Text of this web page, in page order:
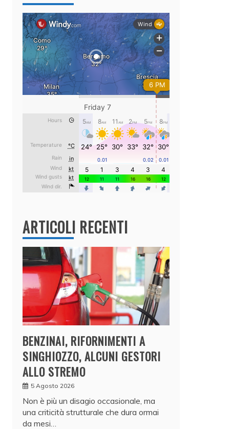
ARTICOLI RECENTI
BENZINAI, RIFORNIMENTI A
SINGHIOZZO, ALCUNI GESTORI
ALLO STREMO
5 Agosto 2026
Non è più un disagio occasionale, ma
una criticità strutturale che dura ormai
da mesi…